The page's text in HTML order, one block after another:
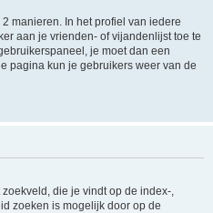
manieren. In het profiel van iedere
aan je vrienden- of vijandenlijst toe te
je moet dan een
pagina kun je gebruikers weer van de
die je vindt op de index-,
zoeken is mogelijk door op de